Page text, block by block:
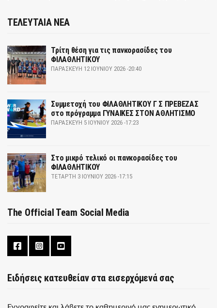
ΤΕΛΕΥΤΑΙΑ ΝΕΑ
Τρίτη θέση για τις πανκορασίδες του
ΦΙΛΑΘΛΗΤΙΚΟΥ
ΠΑΡΑΣΚΕΥΉ 12 ΙΟΥΝΊΟΥ 2026 -20:40
Συμμετοχή του ΦΙΛΑΘΛΗΤΙΚΟΥ Γ Σ ΠΡΕΒΕΖΑΣ
στο πρόγραμμα ΓΥΝΑΙΚΕΣ ΣΤΟΝ ΑΘΛΗΤΙΣΜΟ
ΠΑΡΑΣΚΕΥΉ 5 ΙΟΥΝΊΟΥ 2026 -17:23
Στο μικρό τελικό οι πανκορασίδες του
ΦΙΛΑΘΛΗΤΙΚΟΥ
ΤΕΤΆΡΤΗ 3 ΙΟΥΝΊΟΥ 2026 -17:15
The Official Team Social Media
Ειδήσεις κατευθείαν στα εισερχόμενά σας